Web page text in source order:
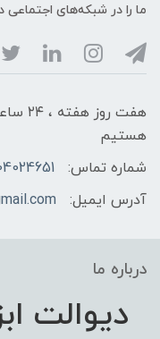
ما را در شبکه‌های اجتماعی
هفت
هستیم
شماره تماس:
آدرس ایمیل:
درباره ما
دیوالت